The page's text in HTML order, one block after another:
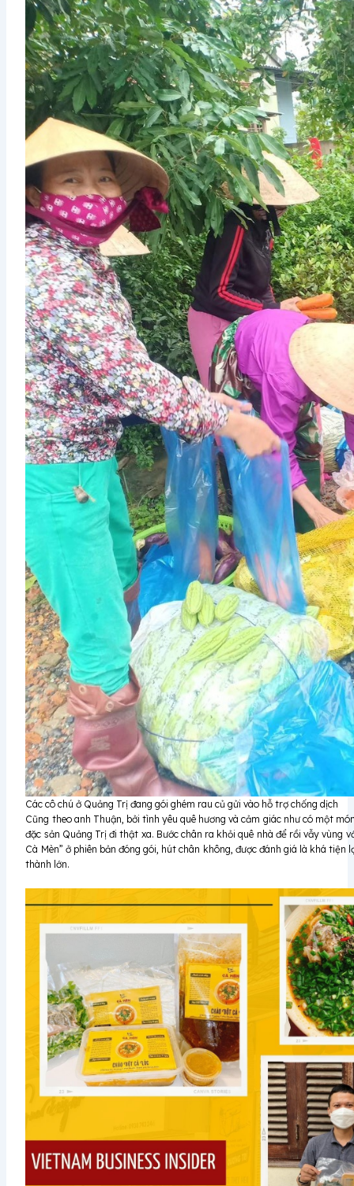
Các cô chú ở Quảng Trị đang gói ghém rau củ gửi vào hỗ trợ chống dịch
Cũng theo anh Thuận, bởi tình yêu quê hương và cảm giác như có một
đặc sản Quảng Trị đi thật xa. Bước chân ra khỏi quê nhà để rồi vẫy vùng
Cà Mèn” ở phiên bản đóng gói, hút chân không, được đánh giá là khá
thành lớn.